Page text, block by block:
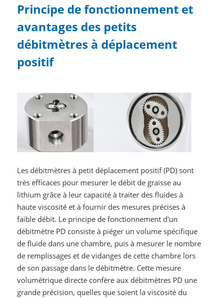
Principe de fonctionnement et
avantages des petits
débitmètres à déplacement
positif
Les débitmètres à petit déplacement positif (PD) sont
très efficaces pour mesurer le débit de graisse au
lithium grâce à leur capacité à traiter des fluides à
haute viscosité et à fournir des mesures précises à
faible débit. Le principe de fonctionnement d'un
débitmètre PD consiste à piéger un volume spécifique
de fluide dans une chambre, puis à mesurer le nombre
de remplissages et de vidanges de cette chambre lors
de son passage dans le débitmètre. Cette mesure
volumétrique directe confère aux débitmètres PD une
grande précision, quelles que soient la viscosité du